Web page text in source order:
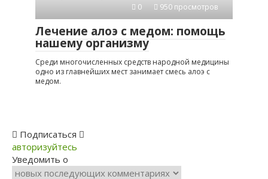
0
950 просмотров
Лечение алоэ с медом: помощь
нашему организму
Среди многочисленных средств народной медицины
одно из главнейших мест занимает смесь алоэ с
медом.
Подписаться
авторизуйтесь
Уведомить о